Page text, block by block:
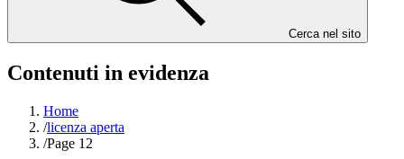
Cerca nel sito
Contenuti in evidenza
Home
/licenza aperta
/Page 12